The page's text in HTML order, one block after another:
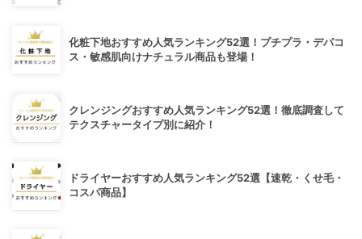
化粧下地おすすめ人気ランキング52選！プチプラ・デパコ
ス・敏感肌向けナチュラル商品も登場！
クレンジングおすすめ人気ランキング52選！徹底調査して
テクスチャータイプ別に紹介！
ドライヤーおすすめ人気ランキング52選【速乾・くせ毛・
コスパ商品】